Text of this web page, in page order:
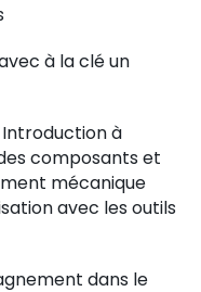
à la clé un
Introduction à
composants et
mécanique
avec les outils
dans le